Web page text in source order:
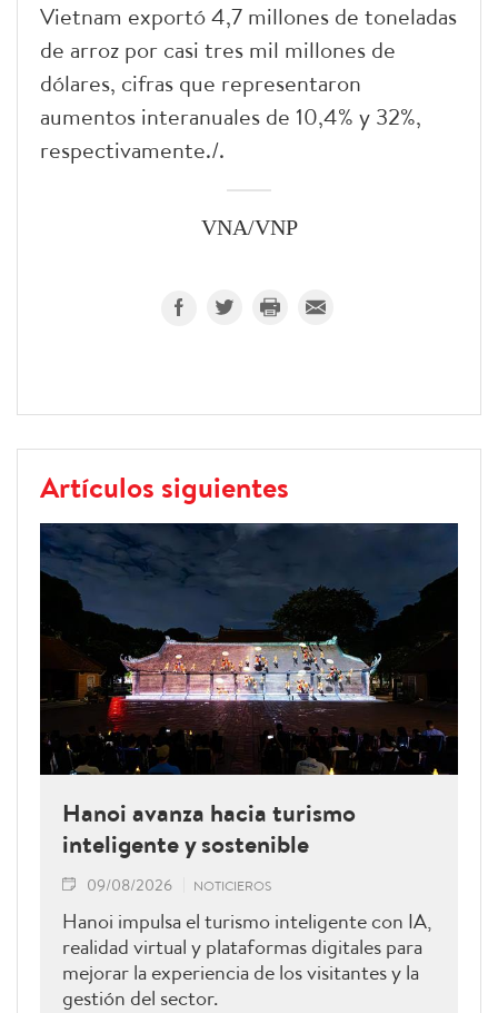
Vietnam exportó 4,7 millones de toneladas
de arroz por casi tres mil millones de
dólares, cifras que representaron
aumentos interanuales de 10,4% y 32%,
respectivamente./.
VNA/VNP
Artículos siguientes
Hanoi avanza hacia turismo
inteligente y sostenible
09/08/2026 NOTICIEROS
Hanoi impulsa el turismo inteligente con IA,
realidad virtual y plataformas digitales para
mejorar la experiencia de los visitantes y la
gestión del sector.